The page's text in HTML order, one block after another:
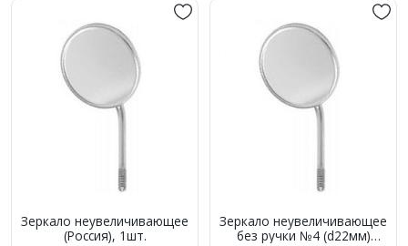
Зеркало неувеличивающее
(Россия), 1шт.
Зеркало неувеличивающее
без ручки №4 (d22мм)